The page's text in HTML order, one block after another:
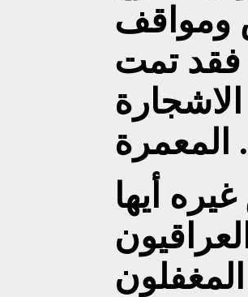
ومواقف
فقد تمت
أيها